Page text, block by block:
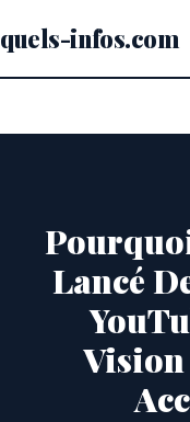
au
contenu
quels-infos.com
Lancé
Vision